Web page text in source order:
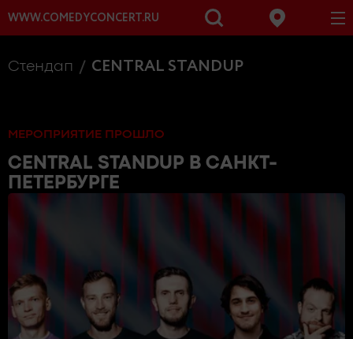
WWW.COMEDYCONCERT.RU
Стендап CENTRAL STANDUP
МЕРОПРИЯТИЕ ПРОШЛО
CENTRAL STANDUP В САНКТ-
ПЕТЕРБУРГЕ